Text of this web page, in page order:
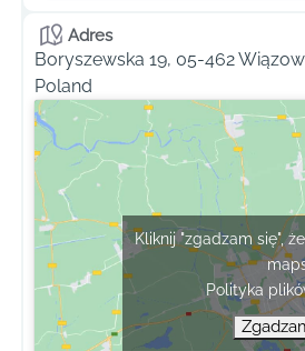
Adres
Boryszewska 19, 05-462
Poland
Kliknij "zgadzam się",
Polityka